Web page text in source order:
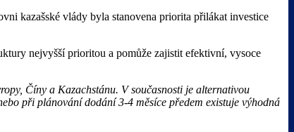
kazašské vlády byla stanovena priorita přilákat investice
nejvyšší prioritou a pomůže zajistit efektivní, vysoce
Číny a Kazachstánu. V současnosti je alternativou
při plánování dodání 3-4 měsíce předem existuje výhodná